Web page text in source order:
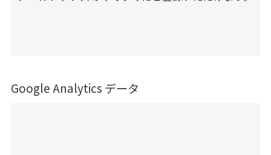
Google Analytics データ